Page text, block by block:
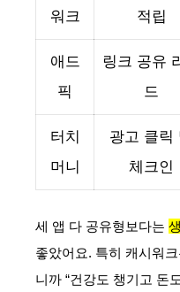
워크
적립
애드
픽
링크 공유
드
터치
머니
광고 클릭
체크인
세 앱 다 공유형보다는
좋았어요. 특히 캐시워
니까 “건강도 챙기고 돈